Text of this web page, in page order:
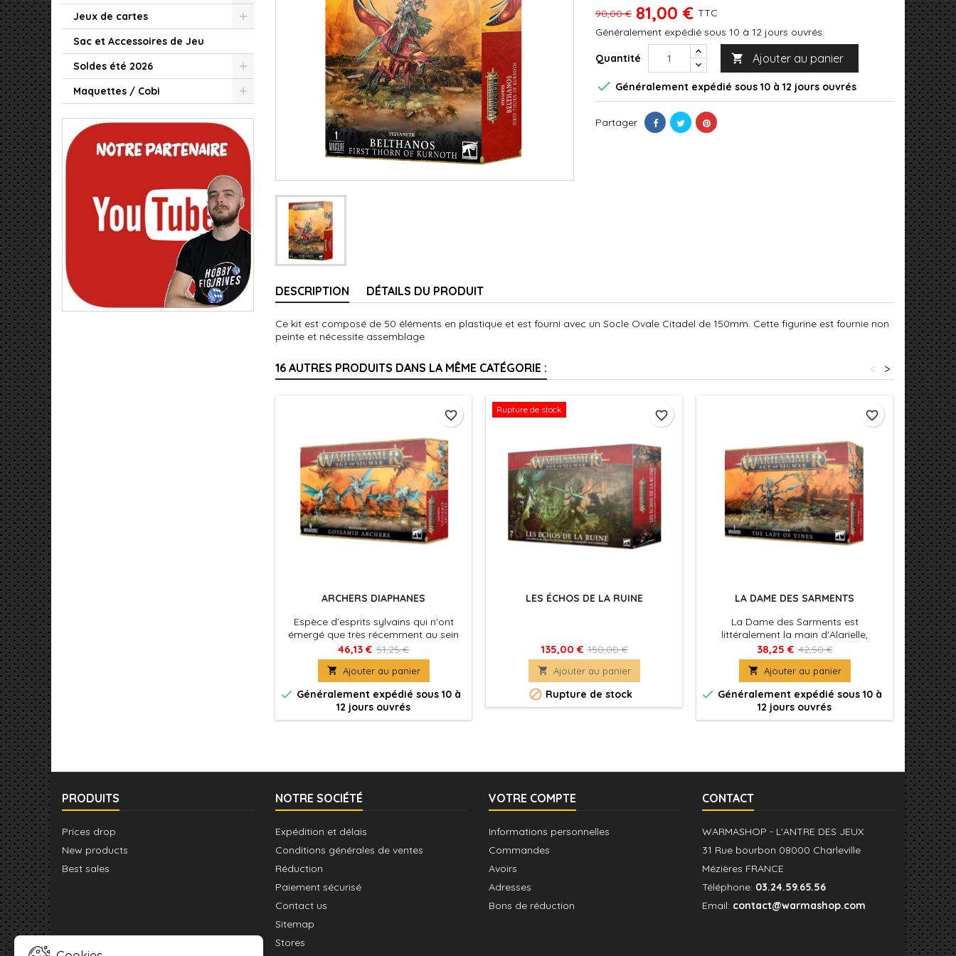
Jeux de cartes
Sac et Accessoires de Jeu
Soldes été 2026
Maquettes / Cobi
90,00 € 81,00 € TTC
Généralement expédié sous 10 à 12 jours ouvrés
Quantité  Ajouter au panier
 Généralement expédié sous 10 à 12 jours ouvrés
Partager
DESCRIPTION DÉTAILS DU PRODUIT
Ce kit est composé de 50 éléments en plastique et est fourni avec un Socle Ovale Citadel de 150mm. Cette figurine est fournie non
peinte et nécessite assemblage
16 AUTRES PRODUITS DANS LA MÊME CATÉGORIE : >
<
ARCHERS DIAPHANES
Espèce d'esprits sylvains qui n'ont
émergé que très récemment au sein
des Sylvaneths, les Archers Diaphanes
sont doués du vol grâce aux zéphrites
qui s’accrochent à leur torse.
46,13 € 51,25 €
 Ajouter au panier
 Généralement expédié sous 10 à
12 jours ouvrés
favorite_border Rupture de stock
LES ÉCHOS DE LA RUINE
135,00 € 150,00 €
 Ajouter au panier
 Rupture de stock
favorite_border
LA DAME DES SARMENTS
La Dame des Sarments est
littéralement la main d'Alarielle,
coupée de son poignet avant qu'elle
pousse et devienne une gigantesque
cheffe de guerre.
38,25 € 42,50 €
 Ajouter au panier
 Généralement expédié sous 10 à
12 jours ouvrés
favorite_border
Ce

PRODUITS
Prices drop
New products
Best sales
NOTRE SOCIÉTÉ
Expédition et délais
Conditions générales de ventes
Réduction
Paiement sécurisé
Contact us
Sitemap
Stores
VOTRE COMPTE
Informations personnelles
Commandes
Avoirs
Adresses
Bons de réduction
CONTACT
WARMASHOP - L'ANTRE DES JEUX
31 Rue bourbon 08000 Charleville
Mézières FRANCE
Téléphone: 03.24.59.65.56
Email: contact@warmashop.com